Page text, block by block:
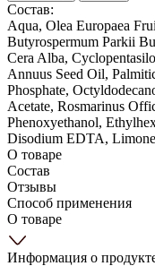
Состав:
Aqua, Olea Europaea
Butyrospermum Parkii
Cera Alba,
Annuus Seed Oil,
Phosphate,
Acetate, Rosmarinus
Phenoxyethanol,
Disodium EDTA,
О товаре
Состав
Отзывы
Способ применения
О товаре
Информация о